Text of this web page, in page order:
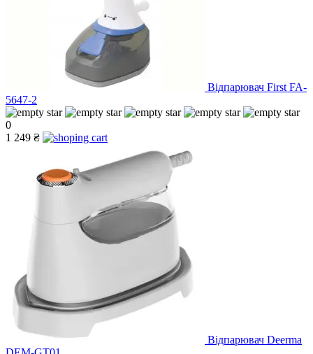
Відпарювач First FA-
5647-2
0
1 249 ₴
Відпарювач Deerma